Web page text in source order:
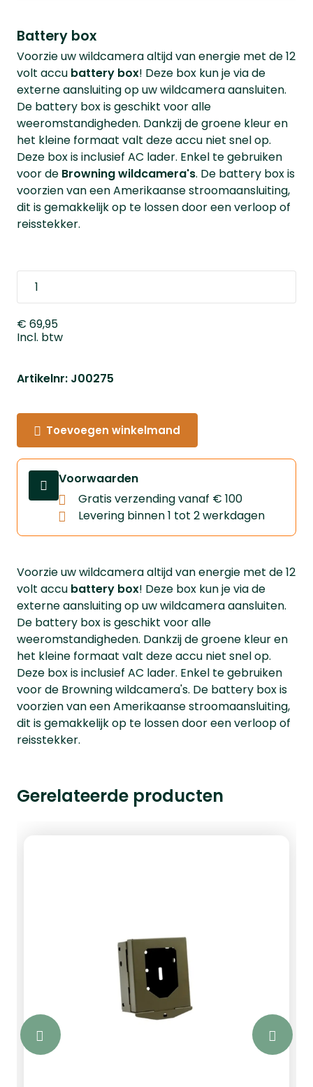
Voorzie uw wildcamera altijd van energie met de 12
volt accu battery box! Deze box kun je via de
externe aansluiting op uw wildcamera aansluiten.
De battery box is geschikt voor alle
weeromstandigheden. Dankzij de groene kleur en
het kleine formaat valt deze accu niet snel op.
Deze box is inclusief AC lader. Enkel te gebruiken
voor de Browning wildcamera's. De battery box is
voorzien van een Amerikaanse stroomaansluiting,
dit is gemakkelijk op te lossen door een verloop of
reisstekker.
Battery box
Voorzie uw wildcamera altijd van energie met de 12
volt accu battery box! Deze box kun je via de
externe aansluiting op uw wildcamera aansluiten.
De battery box is geschikt voor alle
weeromstandigheden. Dankzij de groene kleur en
het kleine formaat valt deze accu niet snel op.
Deze box is inclusief AC lader. Enkel te gebruiken
voor de Browning wildcamera's. De battery box is
voorzien van een Amerikaanse stroomaansluiting,
dit is gemakkelijk op te lossen door een verloop of
reisstekker.
€ 69,95
Incl. btw
Artikelnr: J00275
Toevoegen winkelmand
Voorwaarden
Gratis verzending vanaf € 100
Levering binnen 1 tot 2 werkdagen
Gerelateerde producten